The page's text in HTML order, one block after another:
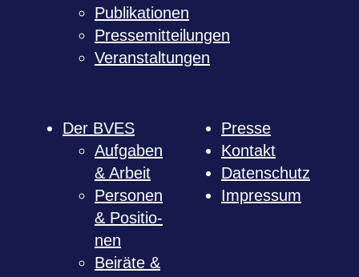
Publi­ka­tio­nen
Pres­se­mit­tei­lun­gen
Ver­an­stal­tun­gen
Der BVES
Auf­ga­ben
& Arbeit
Per­so­nen
& Posi­tio­
nen
Bei­räte &
Presse
Kon­takt
Daten­schutz
Impres­sum